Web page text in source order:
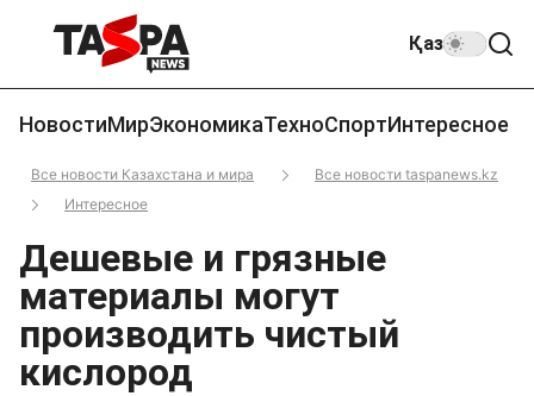
Қаз
НовостиМирЭкономикаТехноСпортИнтересное
Все новости Казахстана и мира
Все новости taspanews.kz
Интересное
Дешевые и грязные
материалы могут
производить чистый
кислород